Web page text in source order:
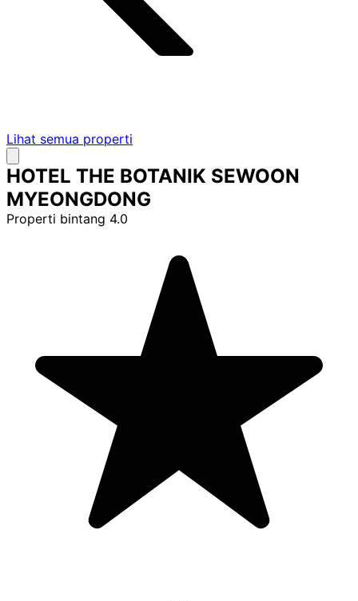
Lihat semua properti
HOTEL THE BOTANIK SEWOON
MYEONGDONG
Properti bintang 4.0